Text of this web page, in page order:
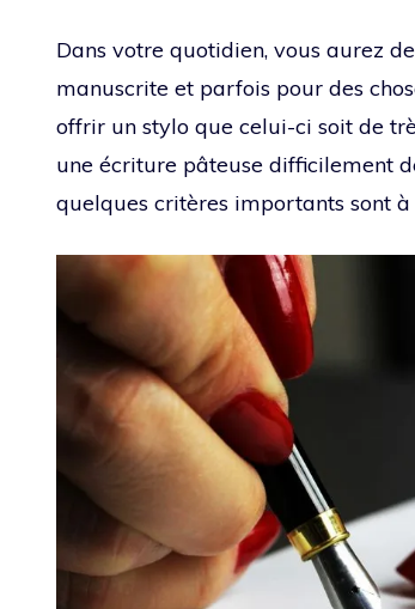
Dans votre quotidien, vous aurez
manuscrite et parfois pour des
offrir un stylo que celui-ci soit de
une écriture pâteuse difficilement
quelques critères importants sont